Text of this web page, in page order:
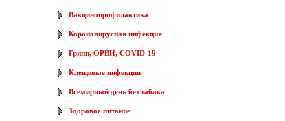
Вакцинопрофилактика
Коронавирусная инфекция
Грипп, ОРВИ, COVID-19
Клещевые инфекции
Всемирный день без табака
Здоровое питание